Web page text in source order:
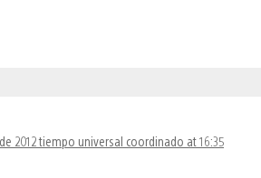
2012 tiempo universal coordinado at 16:35